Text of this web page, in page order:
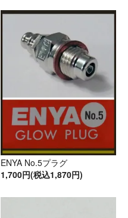
ENYA No.5プラグ
1,700円(税込1,870円)